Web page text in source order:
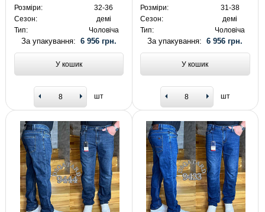
Розміри:
32-36
Сезон:
демі
Тип:
Чоловіча
За упакування: 6 956 грн.
У кошик
шт
Розміри:
31-38
Сезон:
демі
Тип:
Чоловіча
За упакування:6 956 грн.
У кошик
шт